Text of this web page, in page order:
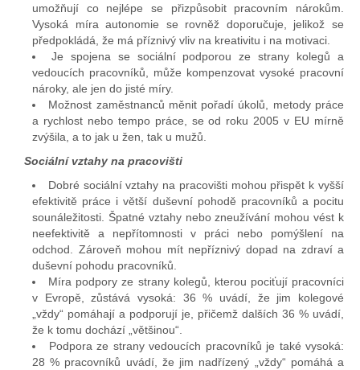
umožňují co nejlépe se přizpůsobit pracovním nárokům.
Vysoká míra autonomie se rovněž doporučuje, jelikož se
předpokládá, že má příznivý vliv na kreativitu i na motivaci.
Je spojena se sociální podporou ze strany kolegů a
vedoucích pracovníků, může kompenzovat vysoké pracovní
nároky, ale jen do jisté míry.
Možnost zaměstnanců měnit pořadí úkolů, metody práce
a rychlost nebo tempo práce, se od roku 2005 v EU mírně
zvýšila, a to jak u žen, tak u mužů.
Sociální vztahy na pracovišti
Dobré sociální vztahy na pracovišti mohou přispět k vyšší
efektivitě práce i větší duševní pohodě pracovníků a pocitu
sounáležitosti. Špatné vztahy nebo zneužívání mohou vést k
neefektivitě a nepřítomnosti v práci nebo pomýšlení na
odchod. Zároveň mohou mít nepříznivý dopad na zdraví a
duševní pohodu pracovníků.
Míra podpory ze strany kolegů, kterou pociťují pracovníci
v Evropě, zůstává vysoká: 36 % uvádí, že jim kolegové
„vždy“ pomáhají a podporují je, přičemž dalších 36 % uvádí,
že k tomu dochází „většinou“.
Podpora ze strany vedoucích pracovníků je také vysoká:
28 % pracovníků uvádí, že jim nadřízený „vždy“ pomáhá a